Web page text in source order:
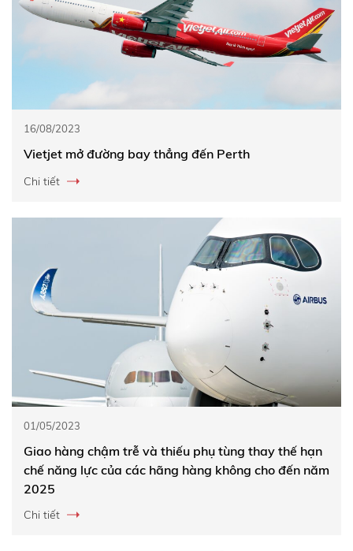
16/08/2023
Vietjet mở đường bay thẳng đến Perth
Chi tiết
01/05/2023
Giao hàng chậm trễ và thiếu phụ tùng thay thế hạn
chế năng lực của các hãng hàng không cho đến năm
2025
Chi tiết